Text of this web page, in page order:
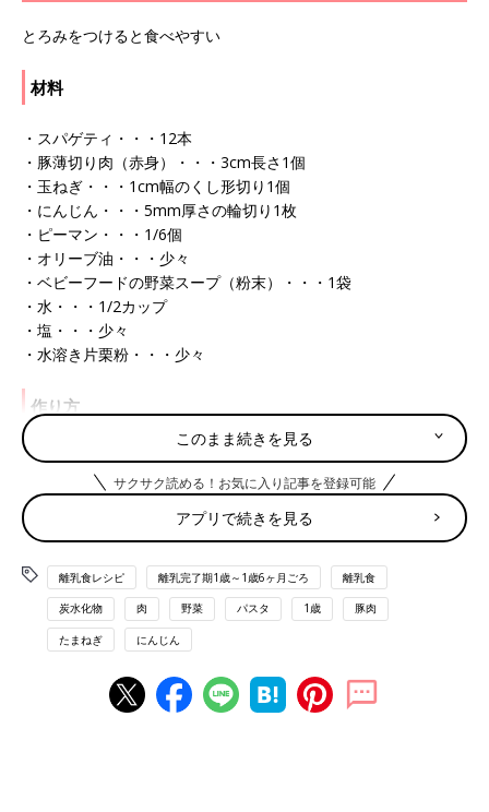
とろみをつけると食べやすい
材料
・スパゲティ・・・12本
・豚薄切り肉（赤身）・・・3cm長さ1個
・玉ねぎ・・・1cm幅のくし形切り1個
・にんじん・・・5mm厚さの輪切り1枚
・ピーマン・・・1/6個
・オリーブ油・・・少々
・ベビーフードの野菜スープ（粉末）・・・1袋
・水・・・1/2カップ
・塩・・・少々
・水溶き片栗粉・・・少々
作り方
(1)スパゲティ12本は熱湯でゆでて1～2cm長さに切る。
(2)豚薄切り肉（赤身）3cm長さ1個はこまかく切る。玉ねぎ1cm
幅のくし形切り1個は粗みじん切り、にんじん5mm厚さの輪切り
1枚とピーマン1/6個は1～1.5cm長さの細切りにする。
ドの野菜スープ（粉末）1袋、水1/2カップを加えて煮る。塩少々
を加え、水溶き片栗粉少々でとろみをつけて(1)にかける。
■参考：『すぐわかる! 離乳食』
離乳食完了期1歳 ～1歳6ヶ月 [ぱくぱく期] 進め方、食材別レシ
ピ、離乳食動画 きほんの離乳食
このまま続きを見る
サクサク読める！お気に入り記事を登録可能
アプリで続きを見る
離乳食レシピ 離乳完了期1歳～1歳6ヶ月ごろ 離乳食
炭水化物 肉 野菜 パスタ 1歳 豚肉
たまねぎ にんじん